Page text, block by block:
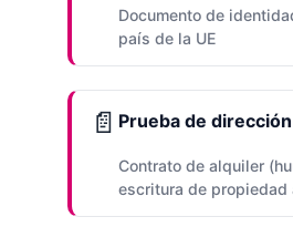
Documento de
país de la UE
📄 Prueba de dirección
Contrato de alquiler
escritura de propiedad